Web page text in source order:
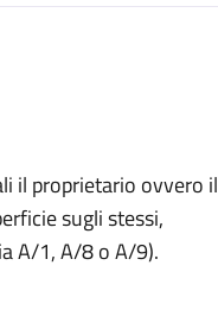
il proprietario ovvero il
sugli stessi,
A/1, A/8 o A/9).